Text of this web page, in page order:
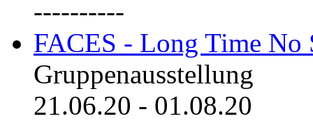
----------
FACES - Long Time No
Gruppenausstellung
21.06.20 - 01.08.20